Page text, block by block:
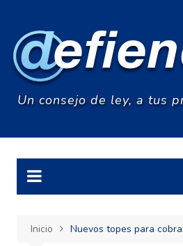
contenido
Un consejo de ley, a tus
Inicio Nuevos topes para